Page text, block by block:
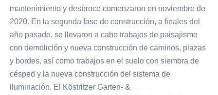
mantenimiento y desbroce comenzaron en noviembre de
2020. En la segunda fase de construcción, a finales del
año pasado, se llevaron a cabo trabajos de paisajismo
con demolición y nueva construcción de caminos, plazas
y bordes, así como trabajos en el suelo con siembra de
césped y la nueva construcción del sistema de
iluminación. El Köstritzer Garten- &